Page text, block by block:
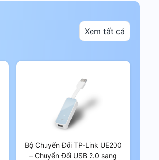
Xem tất cả
Bộ Chuyển Đổi TP-Link UE200
– Chuyển Đổi USB 2.0 sang